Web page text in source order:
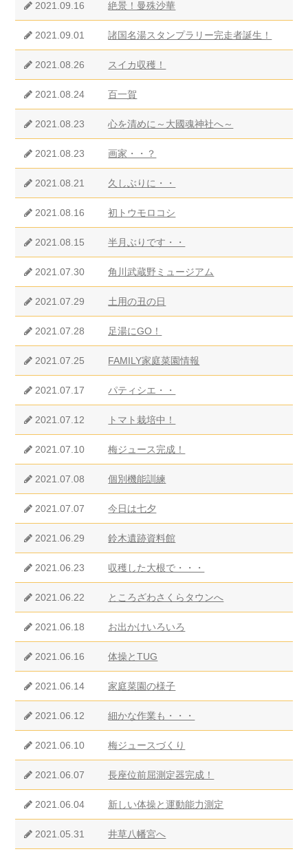
2021.09.16 絶景！曼殊沙華
2021.09.01 諸国名湯スタンプラリー完走者誕生！
2021.08.26 スイカ収穫！
2021.08.24 百一賀
2021.08.23 心を清めに～大國魂神社へ～
2021.08.23 画家・・？
2021.08.21 久しぶりに・・
2021.08.16 初トウモロコシ
2021.08.15 半月ぶりです・・
2021.07.30 角川武蔵野ミュージアム
2021.07.29 土用の丑の日
2021.07.28 足湯にGO！
2021.07.25 FAMILY家庭菜園情報
2021.07.17 パティシエ・・
2021.07.12 トマト栽培中！
2021.07.10 梅ジュース完成！
2021.07.08 個別機能訓練
2021.07.07 今日は七夕
2021.06.29 鈴木遺跡資料館
2021.06.23 収穫した大根で・・・
2021.06.22 ところざわさくらタウンへ
2021.06.18 お出かけいろいろ
2021.06.16 体操とTUG
2021.06.14 家庭菜園の様子
2021.06.12 細かな作業も・・・
2021.06.10 梅ジュースづくり
2021.06.07 長座位前屈測定器完成！
2021.06.04 新しい体操と運動能力測定
2021.05.31 井草八幡宮へ